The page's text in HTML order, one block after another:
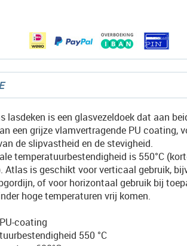
lasdeken is een glasvezeldoek dat aan
een grijze vlamvertragende PU coating,
de slipvastheid en de stevigheid.
temperatuurbestendigheid is 550°C
Atlas is geschikt voor verticaal gebruik,
of voor horizontaal gebruik bij
hoge temperaturen vrij komen.
coating
550 °C